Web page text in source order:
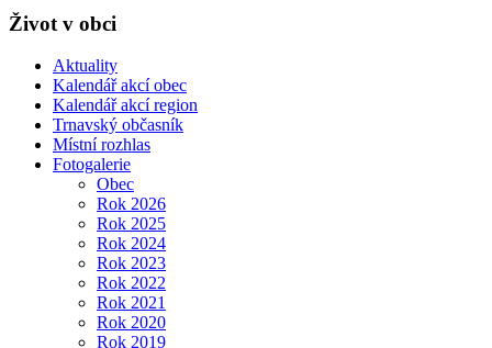
Život v obci
Aktuality
Kalendář akcí obec
Kalendář akcí region
Trnavský občasník
Místní rozhlas
Fotogalerie
Obec
Rok 2026
Rok 2025
Rok 2024
Rok 2023
Rok 2022
Rok 2021
Rok 2020
Rok 2019